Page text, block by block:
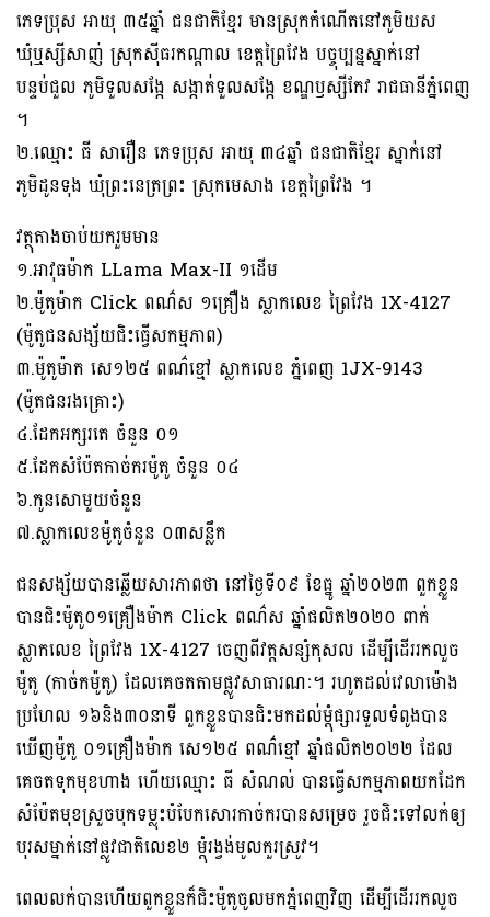
ភេទប្រុស អាយុ ៣៥ឆ្នាំ ជនជាតិខ្មែរ មានស្រុកកំណើតនៅភូមិយស
ឃុំឬស្សីសាញ់ ស្រុកស៊ីធរកណ្តាល ខេត្តព្រៃវែង បច្ចុប្បន្នស្នាក់នៅ
បន្ទប់ជួល ភូមិទួលសង្កែ សង្កាត់ទួលសង្កែ ខណ្ឌឫស្សីកែវ រាជធានីភ្នំពេញ
។
២.ឈ្មោះ ធី សារឿន ភេទប្រុស អាយុ ៣៤ឆ្នាំ ជនជាតិខ្មែរ ស្នាក់នៅ
ភូមិដូនទុង ឃុំព្រះនេត្រព្រះ ស្រុកមេសាង ខេត្តព្រៃវែង ។
វត្ថុតាងចាប់យករួមមាន
១.អាវុធម៉ាក LLama Max-II ១ដើម
២.ម៉ូតូម៉ាក Click ពណ៌ស ១គ្រឿង ស្លាកលេខ ព្រៃវែង 1X-4127
(ម៉ូតូជនសង្ស័យជិះធ្វើសកម្មភាព)
៣.ម៉ូតូម៉ាក សេ១២៥ ពណ៌ខ្មៅ ស្លាកលេខ ភ្នំពេញ 1JX-9143
(ម៉ូតជនរងគ្រោះ)
៤.ដែកអក្សរតេ ចំនួន ០១
៥.ដែកសំប៉ែតកាច់ករម៉ូតូ ចំនួន ០៤
៦.កូនសោមួយចំនួន
៧.ស្លាកលេខម៉ូតូចំនួន ០៣សន្លឹក
ជនសង្ស័យបានឆ្លើយសារភាពថា នៅថ្ងៃទី០៩ ខែធ្នូ ឆ្នាំ២០២៣ ពួកខ្លួន
បានជិះម៉ូតូ០១គ្រឿងម៉ាក Click ពណ៌ស ឆ្នាំផលិត២០២០ ពាក់
ស្លាកលេខ ព្រៃវែង 1X-4127 ចេញពីវត្តសន្សំកុសល ដើម្បីដើររកលួច
ម៉ូតូ (កាច់កម៉ូតូ) ដែលគេចតតាមផ្លូវសាធារណៈ។ រហូតដល់វេលាម៉ោង
ប្រហែល ១៦និង៣០នាទី ពួកខ្លួនបានជិះមកដល់ម្ដុំផ្សារទួលទំពូងបាន
ឃើញម៉ូតូ ០១គ្រឿងម៉ាក សេ១២៥ ពណ៌ខ្មៅ ឆ្នាំផលិត២០២២ ដែល
គេចតទុកមុខហាង ហើយឈ្មោះ ធី សំណល់ បានធ្វើសកម្មភាពយកដែក
សំប៉ែតមុខស្រួចបុកទម្លុះបំបែកសោរកាច់ករបានសម្រេច រួចជិះទៅលក់ឲ្យ
បុរសម្នាក់នៅផ្លូវជាតិលេខ២ ម្ដុំរង្វង់មូលកួរស្រូវ។
ពេលលក់បានហើយពួកខ្លួនក៏ជិះម៉ូតូចូលមកភ្នំពេញវិញ ដើម្បីដើររកលួច